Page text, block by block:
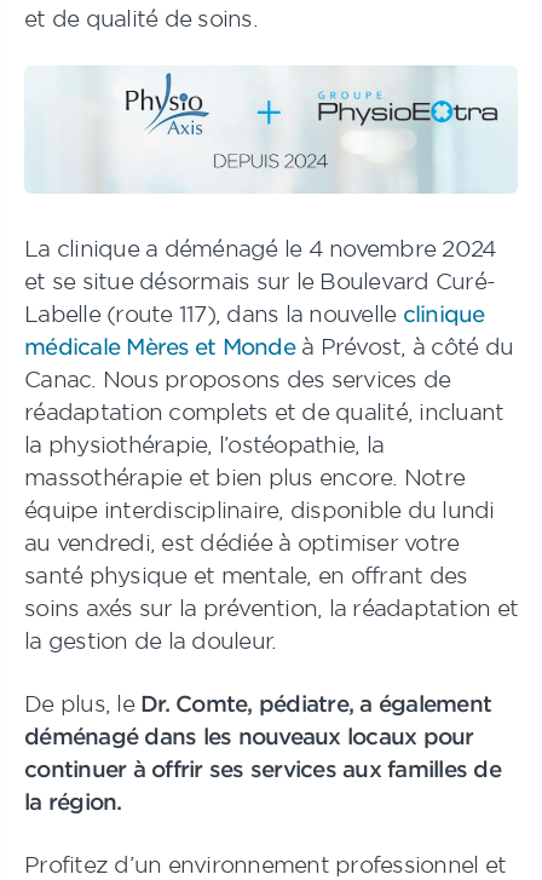
et de qualité de soins.
La clinique a déménagé le 4 novembre 2024
et se situe désormais sur le Boulevard Curé-
Labelle (route 117), dans la nouvelle clinique
médicale Mères et Mondeà Prévost, à côté du
Canac. Nous proposons des services de
réadaptation complets et de qualité, incluant
la physiothérapie, l’ostéopathie, la
massothérapie et bien plus encore. Notre
équipe interdisciplinaire, disponible du lundi
au vendredi, est dédiée à optimiser votre
santé physique et mentale, en offrant des
soins axés sur la prévention, la réadaptation et
la gestion de la douleur.
De plus, le Dr. Comte, pédiatre, a également
déménagé dans les nouveaux locaux pour
continuer à offrir ses services aux familles de
la région.
Profitez d’un environnement professionnel et